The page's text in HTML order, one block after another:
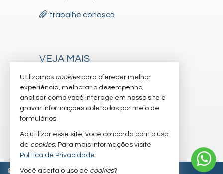
trabalhe conosco
VEJA MAIS
receba nosso newsletter
cadastre seu imóvel
imóveis favoritos
mapa de imóveis
© 2026 CRECI/SC 6.830-J Política de Privacidade
Utilizamos cookiespara oferecer melhor
experiência, melhorar o desempenho,
analisar como você interage em nosso site e
gravar informações coletadas por meio de
formulários.
Ao utilizar esse site, você concorda com o uso
de cookies. Para mais informações visite
Política de Privacidade.
Você aceita o uso de cookies?